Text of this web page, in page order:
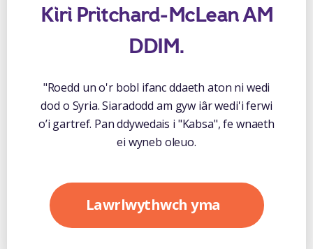
Kiri Pritchard-McLean AM
DDIM.
"Roedd un o'r bobl ifanc ddaeth aton ni wedi
dod o Syria. Siaradodd am gyw iâr wedi'i ferwi
o’i gartref. Pan ddywedais i "Kabsa", fe wnaeth
ei wyneb oleuo.
Lawrlwythwch yma